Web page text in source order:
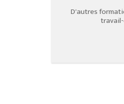
D'autres